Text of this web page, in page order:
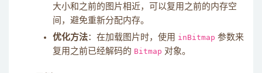
大小和之前的图片相近，可以复用之前的内存空
间，避免重新分配内存。
优化方法：在加载图片时，使用 inBitmap 参数来
复用之前已经解码的 Bitmap 对象。